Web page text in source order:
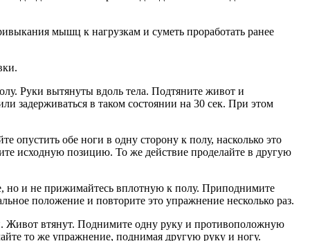
мышц к нагрузкам и суметь проработать ранее
Руки вытянуты вдоль тела. Подтяните живот и
задерживаться в таком состоянии на 30 сек. При этом
опустить обе ноги в одну сторону к полу, насколько это
исходную позицию. То же действие проделайте в другую
но и не прижимайтесь вплотную к полу. Приподнимите
положение и повторите это упражнение несколько раз.
Живот втянут. Поднимите одну руку и противоположную
то же упражнение, поднимая другую руку и ногу.